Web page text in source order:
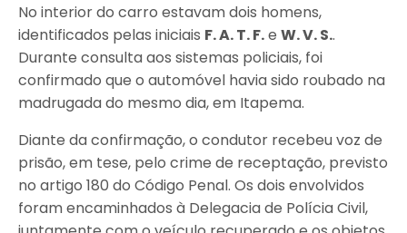
No interior do carro estavam dois homens,
identificados pelas iniciais F. A. T. F.e W. V. S..
Durante consulta aos sistemas policiais, foi
confirmado que o automóvel havia sido roubado na
madrugada do mesmo dia, em Itapema.
Diante da confirmação, o condutor recebeu voz de
prisão, em tese, pelo crime de receptação, previsto
no artigo 180 do Código Penal. Os dois envolvidos
foram encaminhados à Delegacia de Polícia Civil,